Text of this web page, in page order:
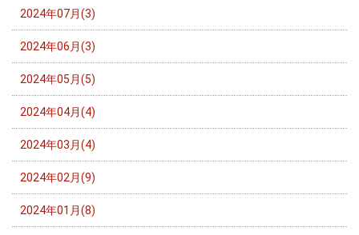
2024年07月(3)
2024年06月(3)
2024年05月(5)
2024年04月(4)
2024年03月(4)
2024年02月(9)
2024年01月(8)